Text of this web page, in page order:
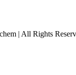
| All Rights